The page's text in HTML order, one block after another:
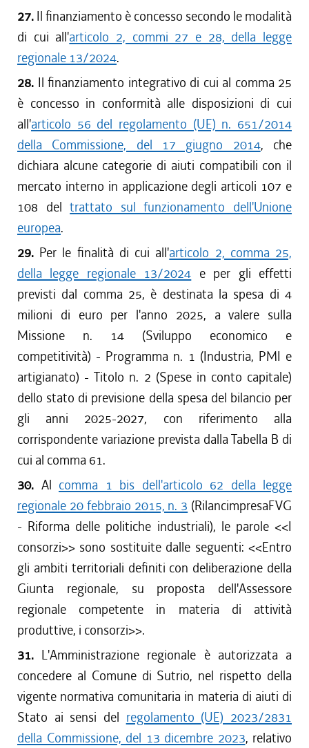
27. Il finanziamento è concesso secondo le modalità
di cui all'articolo 2, commi 27 e 28, della legge
regionale 13/2024.
28. Il finanziamento integrativo di cui al comma 25
è concesso in conformità alle disposizioni di cui
all'articolo 56 del regolamento (UE) n. 651/2014
della Commissione, del 17 giugno 2014, che
dichiara alcune categorie di aiuti compatibili con il
mercato interno in applicazione degli articoli 107 e
108 deltrattato sul funzionamento dell'Unione
europea.
29. Per le finalità di cui all'articolo 2, comma 25,
della legge regionale 13/2024 e per gli effetti
previsti dal comma 25, è destinata la spesa di 4
milioni di euro per l'anno 2025, a valere sulla
Missione n. 14 (Sviluppo economico e
competitività) - Programma n. 1 (Industria, PMI e
artigianato) - Titolo n. 2 (Spese in conto capitale)
dello stato di previsione della spesa del bilancio per
gli anni 2025-2027, con riferimento alla
corrispondente variazione prevista dalla Tabella B di
cui al comma 61.
30. Al comma 1 bis dell'articolo 62 della legge
regionale 20 febbraio 2015, n. 3 (RilancimpresaFVG
- Riforma delle politiche industriali), le parole <<I
consorzi>> sono sostituite dalle seguenti: <<Entro
gli ambiti territoriali definiti con deliberazione della
Giunta regionale, su proposta dell'Assessore
regionale competente in materia di attività
produttive, i consorzi>>.
31. L'Amministrazione regionale è autorizzata a
concedere al Comune di Sutrio, nel rispetto della
vigente normativa comunitaria in materia di aiuti di
Stato ai sensi del regolamento (UE) 2023/2831
della Commissione, del 13 dicembre 2023, relativo